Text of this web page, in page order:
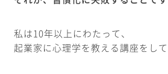
私は10年以上にわたって、
起業家に心理学を教える講座をして